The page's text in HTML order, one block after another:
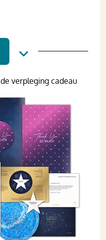
verpleging cadeau